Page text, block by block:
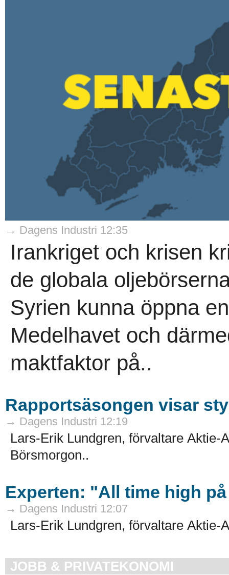
→ Dagens Industri 12:35
Irankriget och krisen
de globala
Syrien kunna öppna
Medelhavet och
maktfaktor på..
Rapportsäsongen visar
→ Dagens Industri 12:19
Lars-Erik Lundgren, förvaltare Aktie-
Börsmorgon..
Experten: "All time high
→ Dagens Industri 12:07
Lars-Erik Lundgren, förvaltare Aktie-
JOBB & PRIVATEKONOMI